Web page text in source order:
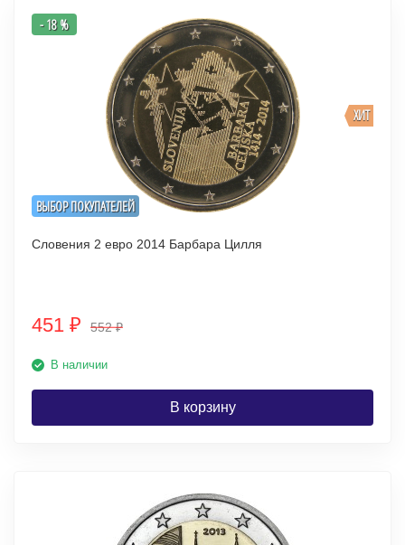
ВЫБОР ПОКУПАТЕЛЕЙ
ХИТ
- 18 %
Словения 2 евро 2014 Барбара Цилля
451 ₽ 552₽
В наличии
В корзину